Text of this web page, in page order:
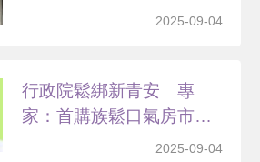
2025-09-04
行政院鬆綁新青安 專
家：首購族鬆口氣房市待
2025-09-04